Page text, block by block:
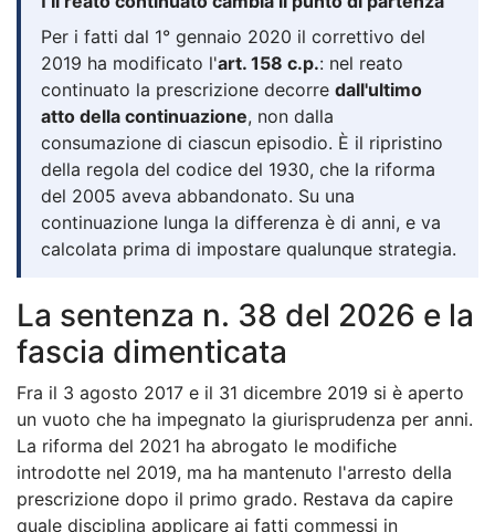
Per i fatti dal 1° gennaio 2020 il correttivo del
2019 ha modificato l'art. 158 c.p.: nel reato
continuato la prescrizione decorre dall'ultimo
atto della continuazione, non dalla
consumazione di ciascun episodio. È il ripristino
della regola del codice del 1930, che la riforma
del 2005 aveva abbandonato. Su una
continuazione lunga la differenza è di anni, e va
calcolata prima di impostare qualunque strategia.
La sentenza n. 38 del 2026 e la
fascia dimenticata
Fra il 3 agosto 2017 e il 31 dicembre 2019 si è aperto
un vuoto che ha impegnato la giurisprudenza per anni.
La riforma del 2021 ha abrogato le modifiche
introdotte nel 2019, ma ha mantenuto l'arresto della
prescrizione dopo il primo grado. Restava da capire
quale disciplina applicare ai fatti commessi in